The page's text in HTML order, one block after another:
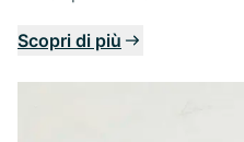
Scopri di più